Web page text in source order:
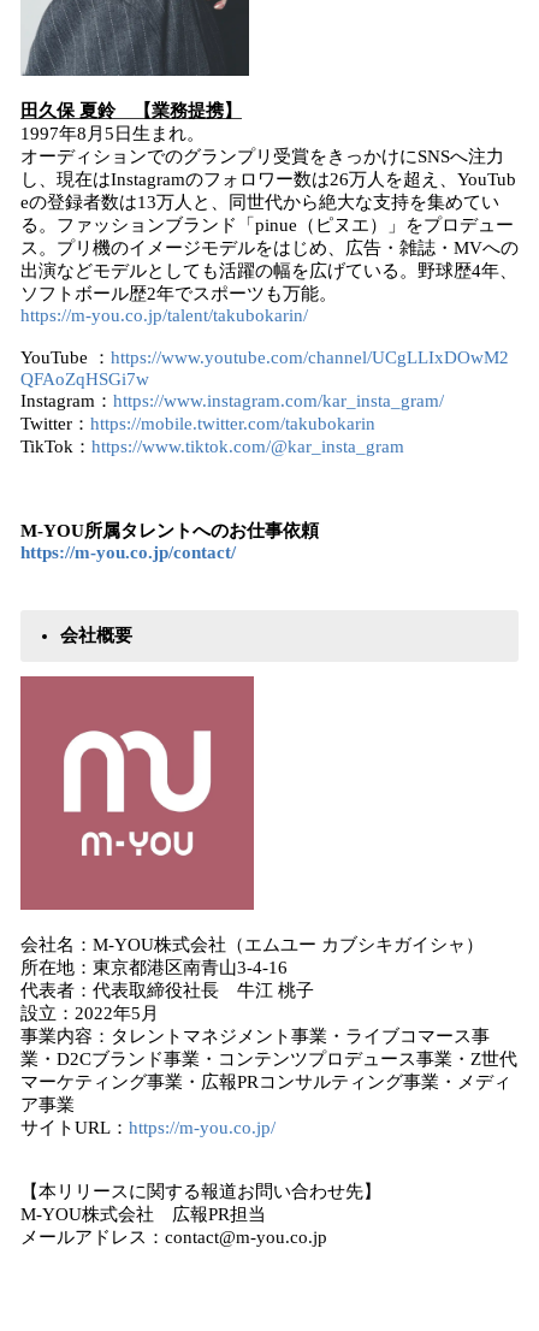
田久保 夏鈴 【業務提携】
1997年8月5日生まれ。
オーディションでのグランプリ受賞をきっかけにSNSへ注力
し、現在はInstagramのフォロワー数は26万人を超え、YouTub
eの登録者数は13万人と、同世代から絶大な支持を集めてい
る。ファッションブランド「pinue（ピヌエ）」をプロデュー
ス。プリ機のイメージモデルをはじめ、広告・雑誌・MVへの
出演などモデルとしても活躍の幅を広げている。野球歴4年、
ソフトボール歴2年でスポーツも万能。
https://m-you.co.jp/talent/takubokarin/
YouTube ： https://www.youtube.com/channel/UCgLLIxDOwM2
QFAoZqHSGi7w
Instagram： https://www.instagram.com/kar_insta_gram/
Twitter： https://mobile.twitter.com/takubokarin
TikTok： https://www.tiktok.com/@kar_insta_gram
M-YOU所属タレントへのお仕事依頼
https://m-you.co.jp/contact/
会社概要
会社名：M-YOU株式会社（エムユー カブシキガイシャ）
所在地：東京都港区南青山3-4-16
代表者：代表取締役社長 牛江 桃子
設立：2022年5月
事業内容：タレントマネジメント事業・ライブコマース事
業・D2Cブランド事業・コンテンツプロデュース事業・Z世代
マーケティング事業・広報PRコンサルティング事業・メディ
ア事業
サイトURL： https://m-you.co.jp/
【本リリースに関する報道お問い合わせ先】
M-YOU株式会社 広報PR担当
メールアドレス：contact@m-you.co.jp